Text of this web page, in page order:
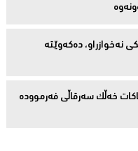
نەخوازراو، دەكەوێتە
خەڵک سەرقاڵى فەرموودە